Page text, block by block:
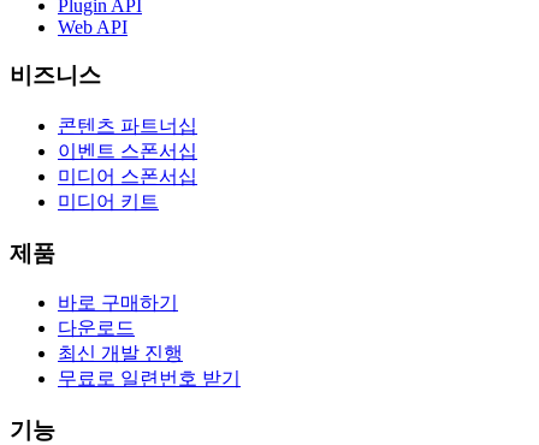
Plugin API
Web API
비즈니스
콘텐츠 파트너십
이벤트 스폰서십
미디어 스폰서십
미디어 키트
제품
바로 구매하기
다운로드
최신 개발 진행
무료로 일련번호 받기
기능